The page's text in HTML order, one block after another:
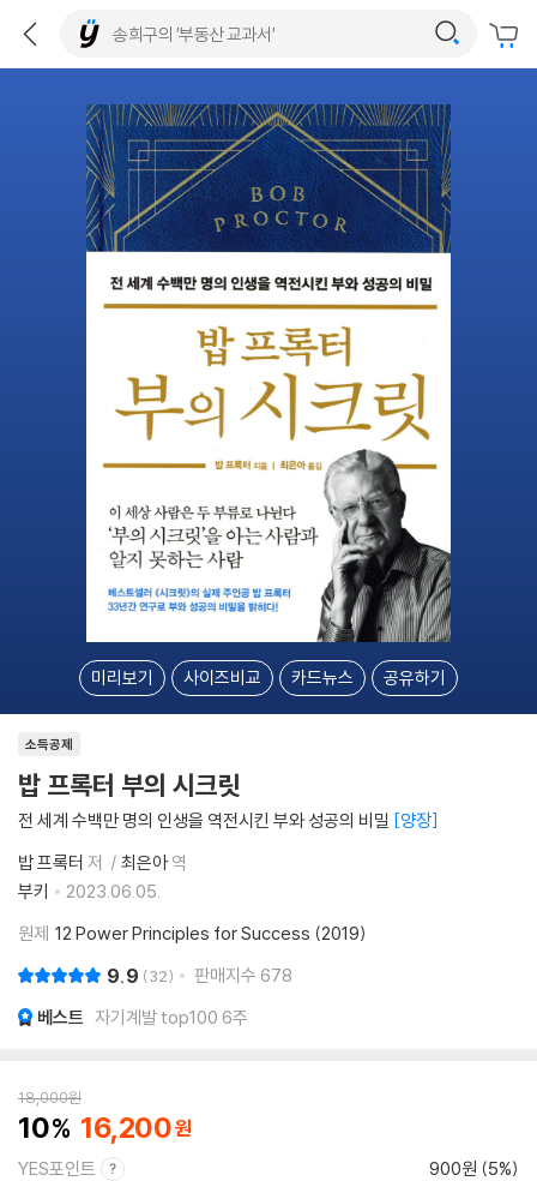
미리보기 사이즈비교 카드뉴스 공유하기
소득공제
밥 프록터 부의 시크릿
전 세계 수백만 명의 인생을 역전시킨 부와 성공의 비밀
양장
밥 프록터 저 최은아역
부키
2023.06.05.
원제 12 Power Principles for Success (2019)
9.9 32 판매지수 678
베스트 자기계발 top100 6주
18,000원
10 16,200
YES포인트 900원 (5%)